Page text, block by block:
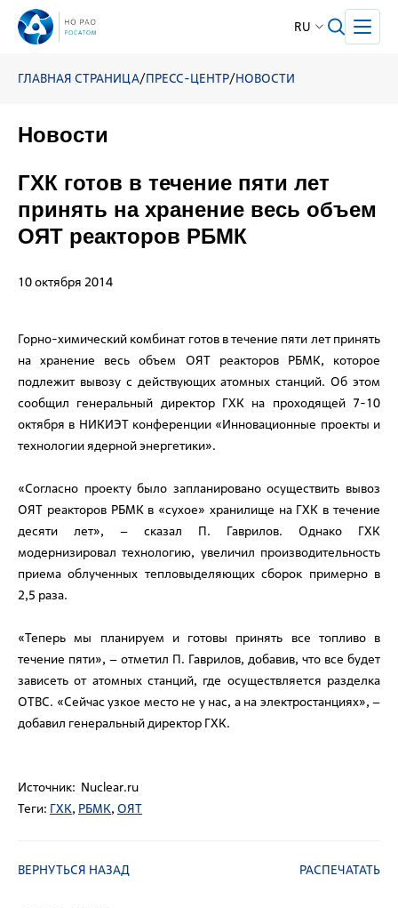
RU
ГЛАВНАЯ СТРАНИЦА/ПРЕСС-ЦЕНТР/НОВОСТИ
Новости
ГХК готов в течение пяти лет
принять на хранение весь объем
ОЯТ реакторов РБМК
10 октября 2014
Горно-химический комбинат готов в течение пяти лет принять
на хранение весь объем ОЯТ реакторов РБМК, которое
подлежит вывозу с действующих атомных станций. Об этом
сообщил генеральный директор ГХК на проходящей 7-10
октября в НИКИЭТ конференции «Инновационные проекты и
технологии ядерной энергетики».
«Согласно проекту было запланировано осуществить вывоз
ОЯТ реакторов РБМК в «сухое» хранилище на ГХК в течение
десяти лет», – сказал П. Гаврилов. Однако ГХК
модернизировал технологию, увеличил производительность
приема облученных тепловыделяющих сборок примерно в
2,5 раза.
«Теперь мы планируем и готовы принять все топливо в
течение пяти», – отметил П. Гаврилов, добавив, что все будет
зависеть от атомных станций, где осуществляется разделка
ОТВС. «Сейчас узкое место не у нас, а на электростанциях», –
добавил генеральный директор ГХК.
Источник: Nuclear.ru
Теги: ГХК, РБМК, ОЯТ
ВЕРНУТЬСЯ НАЗАД РАСПЕЧАТАТЬ